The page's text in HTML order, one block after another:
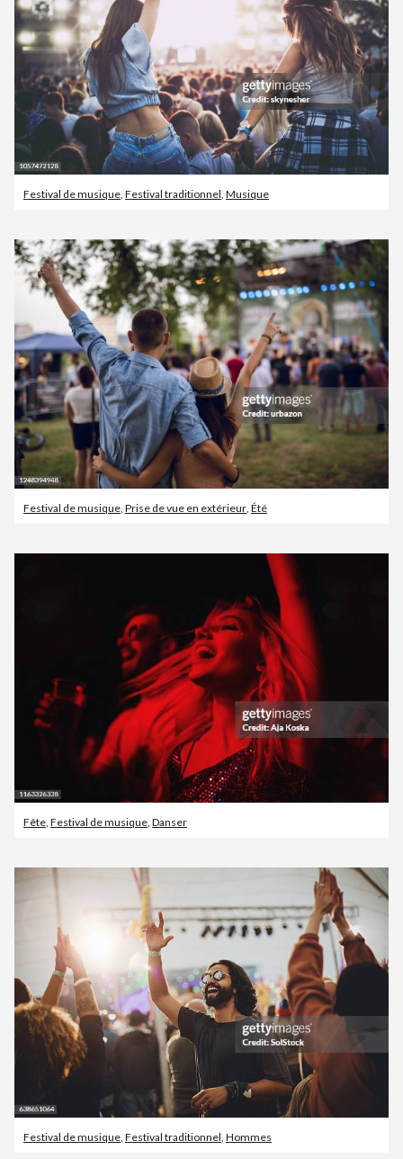
Festival de musique Festival traditionnel Musique
Festival de musique Prise de vue en extérieur Été
Fête, Festival de musique, Danser
Festival de musique Festival traditionnel Hommes